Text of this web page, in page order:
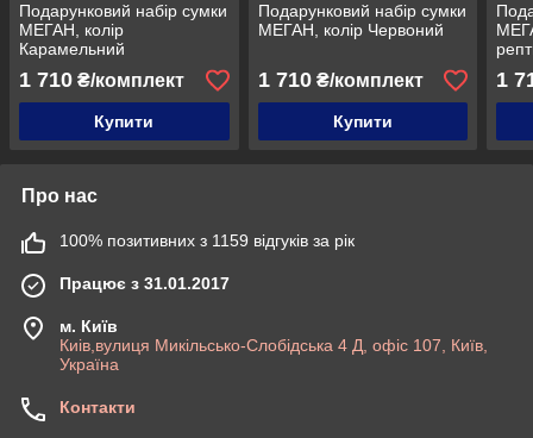
Подарунковий набір сумки
МЕГАН, колір
Карамельний
1 710 ₴/комплект
Купити
Подарунковий набір сумки
МЕГАН, колір Червоний
1 710₴/комплект
Купити
1
Про нас
100% позитивних з 1159 відгуків за рік
Працює з 31.01.2017
м. Київ
Киів,вулиця Микільсько-Слобідська 4 Д, офіс 107, Київ,
Україна
Контакти